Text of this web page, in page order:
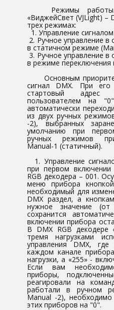
Режимы работы.
«ВиджейСвет (VJLight) –
трех режимах:
1. Управление
2. Ручное управление в
в статичном режиме
3. Ручное управление в
в режиме переключения
Основным
сигнал DMX. При его
стартовый адрес
пользователем на
автоматически
из двух ручных
-2), выбранных
умолчанию при
ручных режимов
Manual-1 (статичный).
1. Управление
при первом
RGB декодера – 001.
меню прибора
необходимый для
DMX раздел, а
нужное значение
сохранится
включении прибора
В DMX RGB декодере
тремя нагрузками
управления DMX,
каждом канале
нагрузки, а «255» -
Если вам
приборы,
реагировали на
работали в ручном
Manual -2),
этих приборов на "0".